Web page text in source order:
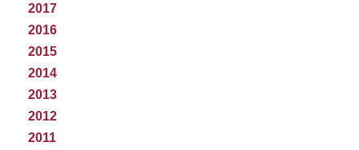
2017
2016
2015
2014
2013
2012
2011